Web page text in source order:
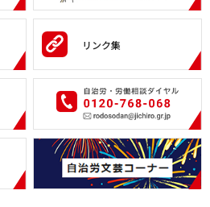
リンク集